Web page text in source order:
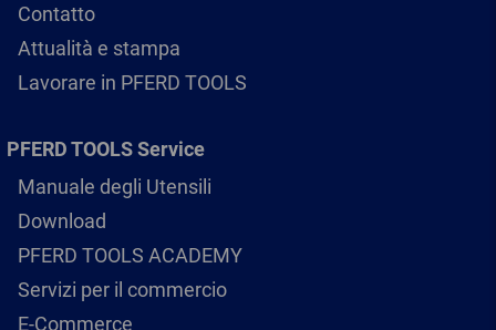
Contatto
Attualità e stampa
Lavorare in PFERD TOOLS
PFERD TOOLS Service
Manuale degli Utensili
Download
PFERD TOOLS ACADEMY
Servizi per il commercio
E-Commerce